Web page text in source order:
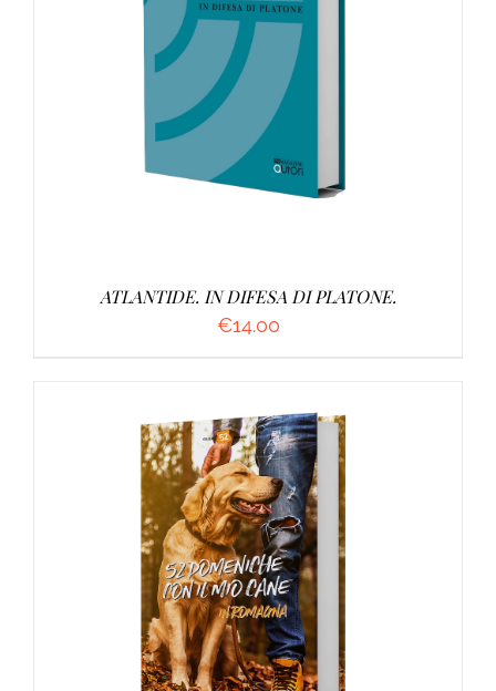
AGGIUNGI AL CARRELLO /
ATLANTIDE. IN DIFESA DI PLATONE.
€14.00
AGGIUNGI AL CARRELLO /